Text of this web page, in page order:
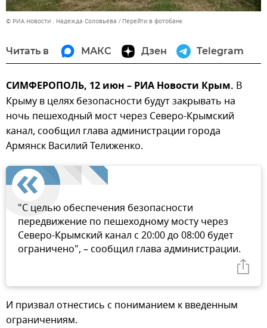
© РИА Новости . Надежда Соловьева Перейти в фотобанк
Читать в МАКС Дзен Telegram
СИМФЕРОПОЛЬ, 12 июн – РИА Новости Крым. В
Крыму в целях безопасности будут закрывать на
ночь пешеходный мост через Северо-Крымский
канал, сообщил глава администрации города
Армянск Василий Телиженко.
"С целью обеспечения безопасности
передвижение по пешеходному мосту через
Северо-Крымский канал с 20:00 до 08:00 будет
ограничено", – сообщил глава администрации.
И призвал отнестись с пониманием к введенным
ограничениям.